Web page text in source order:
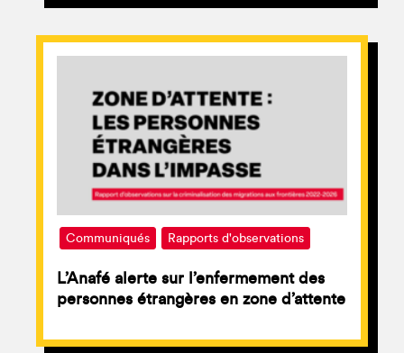
Communiqués Rapports d'observations
L’Anafé alerte sur l’enfermement des
personnes étrangères en zone d’attente